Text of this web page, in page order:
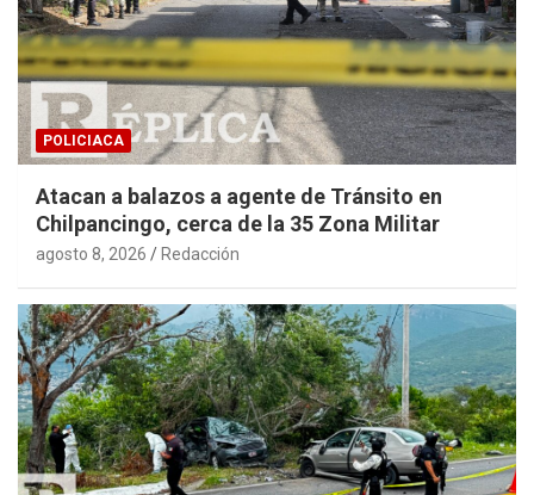
POLICIACA
Atacan a balazos a agente de Tránsito en
Chilpancingo, cerca de la 35 Zona Militar
agosto 8, 2026 Redacción